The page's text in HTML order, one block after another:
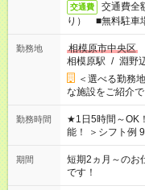
交通費
交通費全
り） ■無料駐車
勤務地
相模原市中央区
相模原駅 / 淵野
＜選べる勤務
な施設をご紹介で
勤務時間
★1日5時間～OK
能！ ＞シフト例
のご都合に合わ
でお休みや時間
い。
期間
短期2ヵ月～の
です！